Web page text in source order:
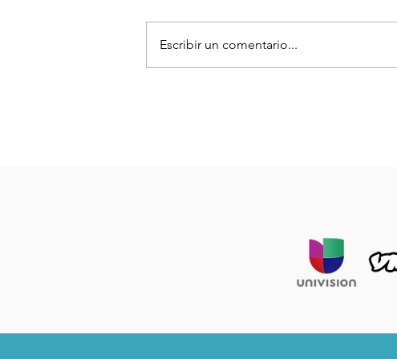
Escribir un comentario...